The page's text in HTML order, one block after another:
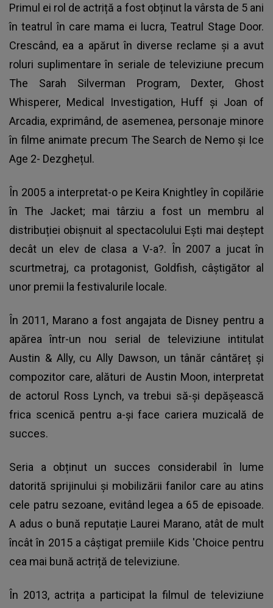
Primul ei rol de actriță a fost obținut la vârsta de 5 ani
în teatrul în care mama ei lucra, Teatrul Stage Door.
Crescând, ea a apărut în diverse reclame și a avut
roluri suplimentare în seriale de televiziune precum
The Sarah Silverman Program, Dexter, Ghost
Whisperer, Medical Investigation, Huff și Joan of
Arcadia, exprimând, de asemenea, personaje minore
în filme animate precum The Search de Nemo și Ice
Age 2- Dezghețul.
În 2005 a interpretat-o ​​pe Keira Knightley în copilărie
în The Jacket; mai târziu a fost un membru al
distribuției obișnuit al spectacolului Ești mai deștept
decât un elev de clasa a V-a?. În 2007 a jucat în
scurtmetraj, ca protagonist, Goldfish, câștigător al
unor premii la festivalurile locale.
În 2011, Marano a fost angajata de Disney pentru a
apărea într-un nou serial de televiziune intitulat
Austin & Ally, cu Ally Dawson, un tânăr cântăreț și
compozitor care, alături de Austin Moon, interpretat
de actorul Ross Lynch, va trebui să-și depășească
frica scenică pentru a-și face cariera muzicală de
succes.
Seria a obținut un succes considerabil în lume
datorită sprijinului și mobilizării fanilor care au atins
cele patru sezoane, evitând legea a 65 de episoade.
A adus o bună reputație Laurei Marano, atât de mult
încât în ​​2015 a câștigat premiile Kids 'Choice pentru
cea mai bună actriță de televiziune.
În 2013, actrița a participat la filmul de televiziune